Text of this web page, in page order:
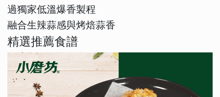
過獨家低溫爆香製程
融合生辣蒜感與烤焙蒜香
精選推薦食譜